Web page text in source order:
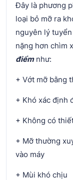
Đây là phương
loại bỏ mỡ ra
nguyên lý
nặng hơn chìm
điểmnhư:
+ Vớt mỡ bằng
+ Khó xác định
+ Không có
+ Mỡ thường
vào máy
+ Mùi khó chịu